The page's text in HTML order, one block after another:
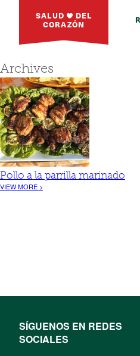
SALUD DEL
CORAZÓN
Archives
Pollo a la parrilla marinado
VIEW MORE >
SÍGUENOS EN REDES
SOCIALES